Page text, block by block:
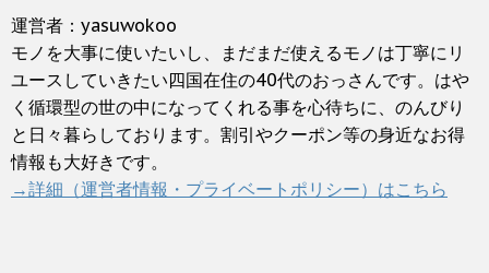
運営者：yasuwokoo
モノを大事に使いたいし、まだまだ使えるモノは丁寧にリ
ユースしていきたい四国在住の40代のおっさんです。はや
く循環型の世の中になってくれる事を心待ちに、のんびり
と日々暮らしております。割引やクーポン等の身近なお得
情報も大好きです。
→詳細（運営者情報・プライベートポリシー）はこちら